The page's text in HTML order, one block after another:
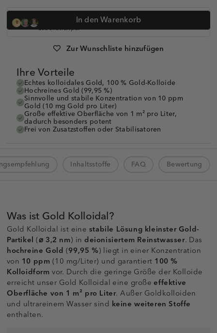
In den Warenkorb
Zur Wunschliste hinzufügen
Dr. med. Simon Feldhaus, Heilpraktikerin Anna Koop, Dr.
Anne-Kathrin Huge undüber 320.000 Kunden vertrauen auf
Lebenskraftpur
Ihre Vorteile
Echtes kolloidales Gold, 100 % Gold-Kolloide
Hochreines Gold (99,95 %)
Sinnvolle und stabile Konzentration von 10 ppm
Gold (10 mg Gold pro Liter)
Große effektive Oberfläche von 1 m² pro Liter,
dadurch besonders potent
Frei von Zusatzstoffen oder Stabilisatoren
Inhaltsstoffe FAQ Bewertung
Was ist Gold Kolloidal?
Gold Kolloidal ist eine stabile Lösung kleinster Gold-
Partikel(⌀ 3,2 nm) in deionisiertem Reinstwasser. Das
hochreine Gold (99,95 %) liegt in einer Konzentration
von 10 ppm(10 mg/Liter) und garantiert 100 %
Kolloidformvor. Durch die geringe Größe der Kolloide
erreicht unser Gold Kolloidal eine großeeffektive
Oberfläche von 1 m² pro Liter. Außer Goldkolloiden
und ultrareinem Wasser sind keine weiteren Stoffe
enthalten.